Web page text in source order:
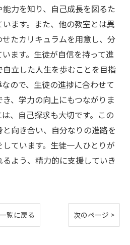
力を知り、自己成長を図るた
ます。また、他の教室とは異
たカリキュラムを用意し、分
ます。生徒が自信を持って進
立した人生を歩むことを目指
ので、生徒の進捗に合わせて
、学力の向上にもつながりま
、自己探求も大切です。この
向き合い、自分なりの進路を
ています。生徒一人ひとりが
よう、精力的に支援していき
一覧に戻る 次のページ >